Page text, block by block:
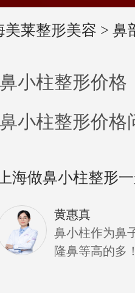
美莱整形美容 >鼻
鼻小柱整形价格
鼻小柱整形价格
上海做鼻小柱整形
黄惠真
鼻小柱作为鼻
隆鼻等高的多